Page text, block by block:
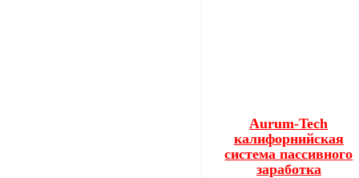
Aurum-Tech
калифорнийская
система пассивного
заработка